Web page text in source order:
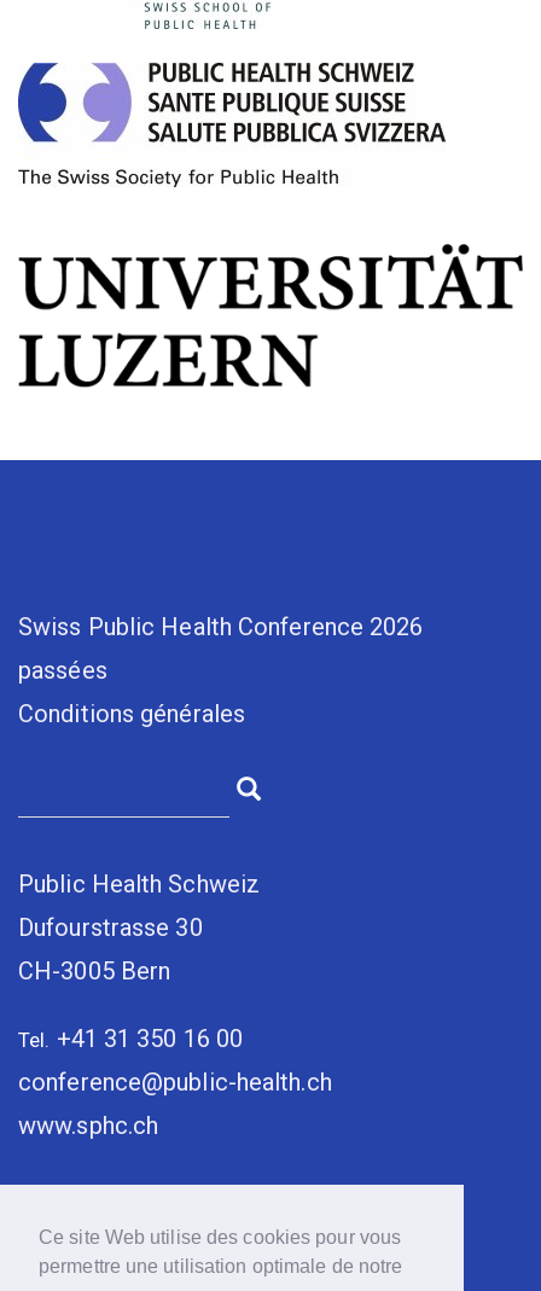
Ce site Web utilise des cookies pour vous
permettre une utilisation optimale de notre
Swiss Public Health Conference 2026
passées
Conditions générales
Public Health Schweiz
Dufourstrasse 30
CH-3005 Bern
Tel. +41 31 350 16 00
conference@public-health.ch
www.sphc.ch